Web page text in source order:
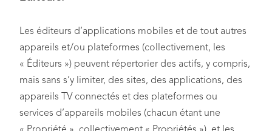
Les éditeurs d’applications mobiles et de tout autres
appareils et/ou plateformes (collectivement, les
« Éditeurs ») peuvent répertorier des actifs, y compris,
mais sans s’y limiter, des sites, des applications, des
appareils TV connectés et des plateformes ou
services d’appareils mobiles (chacun étant une